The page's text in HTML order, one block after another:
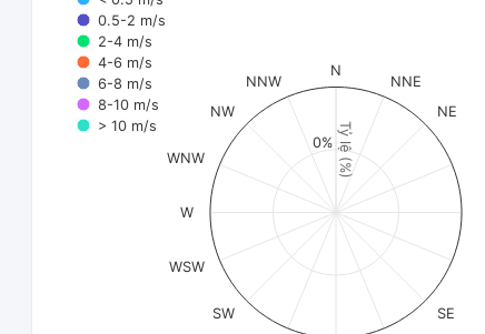
Tỷ lệ (%)
0.5-2 m/s
2-4 m/s
4-6 m/s
6-8 m/s
8-10 m/s
> 10 m/s
N
NNE
NE
SE
SW
WSW
W
WNW
NW
NNW
0%